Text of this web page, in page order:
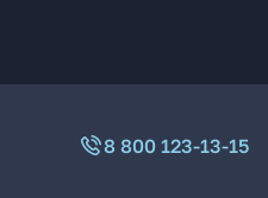
8 800 123-13-15